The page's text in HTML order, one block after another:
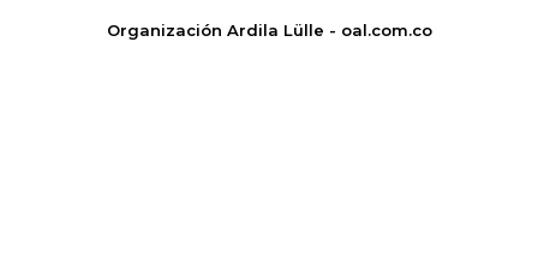
Organización Ardila Lülle - oal.com.co